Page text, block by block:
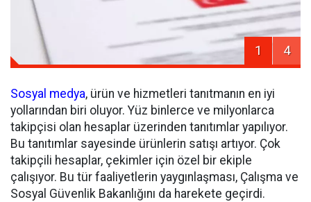
1 4
Sosyal medya, ürün ve hizmetleri tanıtmanın en iyi
yollarından biri oluyor. Yüz binlerce ve milyonlarca
takipçisi olan hesaplar üzerinden tanıtımlar yapılıyor.
Bu tanıtımlar sayesinde ürünlerin satışı artıyor. Çok
takipçili hesaplar, çekimler için özel bir ekiple
çalışıyor. Bu tür faaliyetlerin yaygınlaşması, Çalışma ve
Sosyal Güvenlik Bakanlığını da harekete geçirdi.